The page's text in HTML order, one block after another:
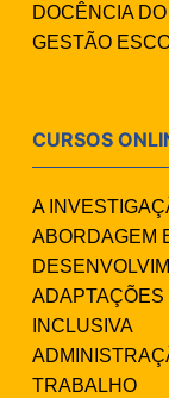
DOCÊNCIA
GESTÃO
CURSOS
A
ABORDAGEM
ADAPTAÇÕES
INCLUSIVA
TRABALHO